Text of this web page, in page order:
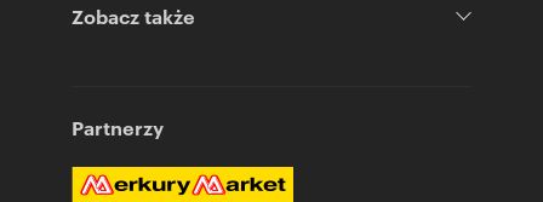
Zobacz także
Partnerzy